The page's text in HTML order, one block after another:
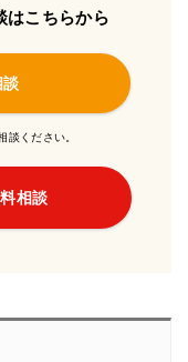
はこちらから
談
談ください。
相談